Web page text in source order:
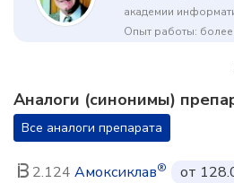
академии
Опыт работы: более
Аналоги (синонимы)
Все аналоги препарата
2.124 Амоксиклав®
от